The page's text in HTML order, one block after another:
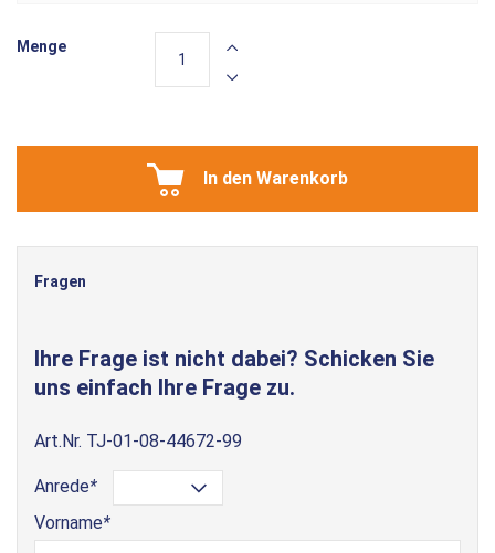
Menge
In den Warenkorb
Fragen
Ihre Frage ist nicht dabei? Schicken Sie
uns einfach Ihre Frage zu.
Art.Nr. TJ-01-08-44672-99
Anrede*
Vorname*